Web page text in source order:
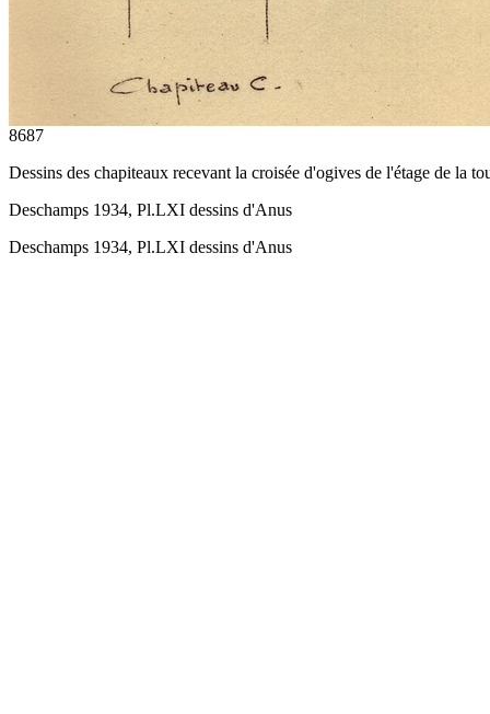
8687
Dessins des chapiteaux recevant la croisée d'ogives de l'étage de la
Deschamps 1934, Pl.LXI dessins d'Anus
Deschamps 1934, Pl.LXI dessins d'Anus